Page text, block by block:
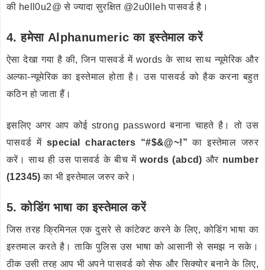
की hell0u2@ से ज्यादा सुरक्षित @2u0lleh पासवर्ड है।
4. हमेसा Alphanumeric का इस्तेमाल करें
ऐसा देखा गया है की, जिन पासवर्ड में words के साथ साथ न्यूमेरिक और
अल्फा-न्यूमेरिक का इस्तेमाल होता है। उस पासवर्ड को हैक करना बहुत
कठिन हो जाता हैं।
इसलिए अगर आप कोई strong password बनाना चाहते है। तो उस
पासवर्ड में special characters “#$&@~!” का इस्तेमाल जरुर
करें। साथ ही उस पासवर्ड के बीच मेंwords (abcd) और number
(12345) का भी इस्तेमाल जरुर करे।
5. कोडिंग भाषा का इस्तेमाल करें
जिस तरह क्रिमिनल एक दुसरे से कांटेक्ट करने के लिए, कोडिंग भाषा का
इस्तमाल करते है। ताकि पुलिस उस भाषा को आसानी से समझ न सके।
ठीक उसी तरह आप भी अपने पासवर्ड को सेफ और सिक्योर बनाने के लिए,